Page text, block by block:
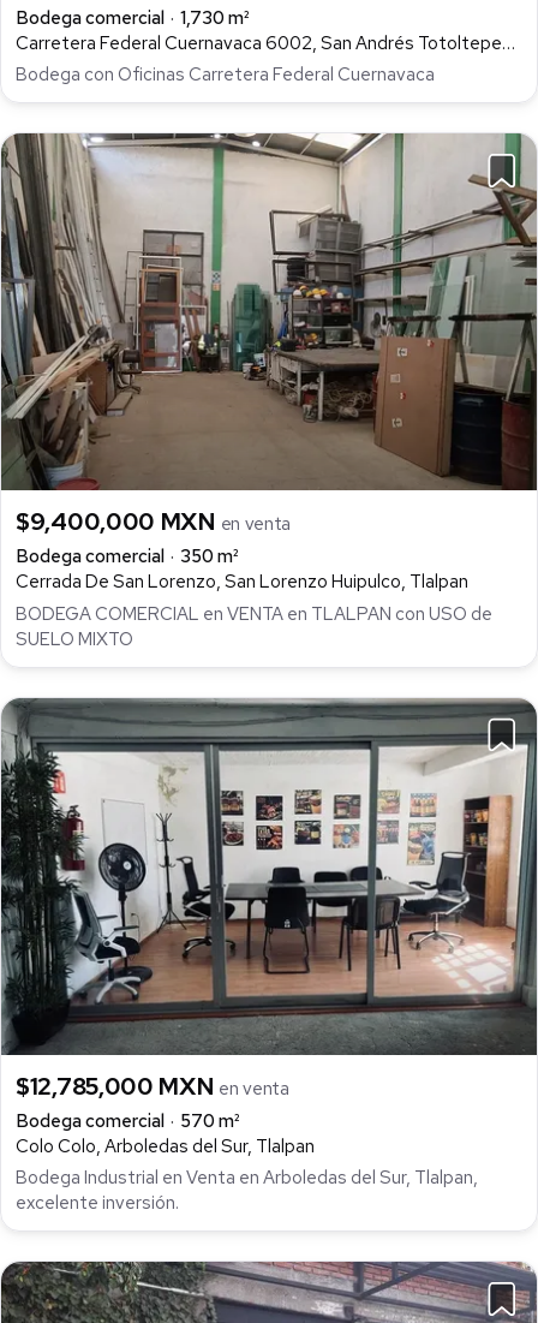
Bodega comercial
1,730 m²
Carretera Federal Cuernavaca 6002, San Andrés Totoltepec, Tlalpan
Bodega con Oficinas Carretera Federal Cuernavaca
$9,400,000 MXN en venta
Bodega comercial
350 m²
Cerrada De San Lorenzo, San Lorenzo Huipulco, Tlalpan
BODEGA COMERCIAL en VENTA en TLALPAN con USO de
SUELO MIXTO
$12,785,000 MXN en venta
Bodega comercial
570 m²
Colo Colo, Arboledas del Sur, Tlalpan
Bodega Industrial en Venta en Arboledas del Sur, Tlalpan,
excelente inversión.